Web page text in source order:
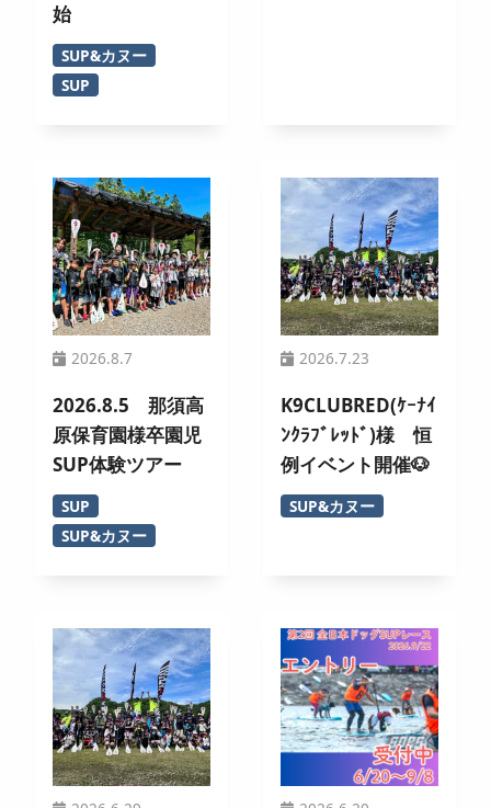
始
SUP&カヌー
SUP
2026.8.7
2026.8.5 那須高
原保育園様卒園児
SUP体験ツアー
SUP
SUP&カヌー
2026.7.23
K9CLUBRED(ｹｰﾅｲ
ﾝｸﾗﾌﾞﾚｯﾄﾞ)様 恒
例イベント開催🐶
SUP&カヌー